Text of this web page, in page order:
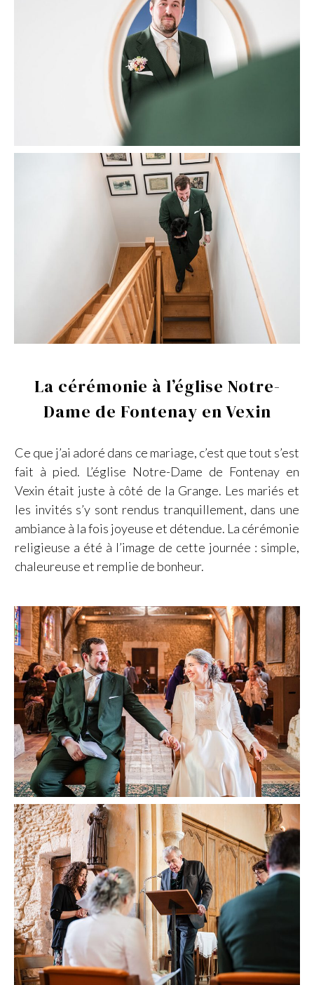
La cérémonie à l’église Notre-
Dame de Fontenay en Vexin
Ce que j’ai adoré dans ce mariage, c’est que tout s’est
fait à pied. L’église Notre-Dame de Fontenay en
Vexin était juste à côté de la Grange. Les mariés et
les invités s’y sont rendus tranquillement, dans une
ambiance à la fois joyeuse et détendue. La cérémonie
religieuse a été à l’image de cette journée : simple,
chaleureuse et remplie de bonheur.